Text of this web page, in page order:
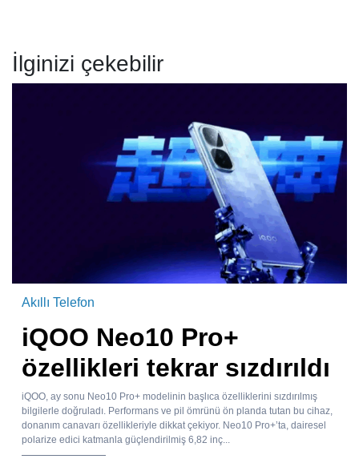
İlginizi çekebilir
Akıllı Telefon
iQOO Neo10 Pro+
özellikleri tekrar sızdırıldı
iQOO, ay sonu Neo10 Pro+ modelinin başlıca özelliklerini sızdırılmış
bilgilerle doğruladı. Performans ve pil ömrünü ön planda tutan bu cihaz,
donanım canavarı özellikleriyle dikkat çekiyor. Neo10 Pro+’ta, dairesel
polarize edici katmanla güçlendirilmiş 6,82 inç...